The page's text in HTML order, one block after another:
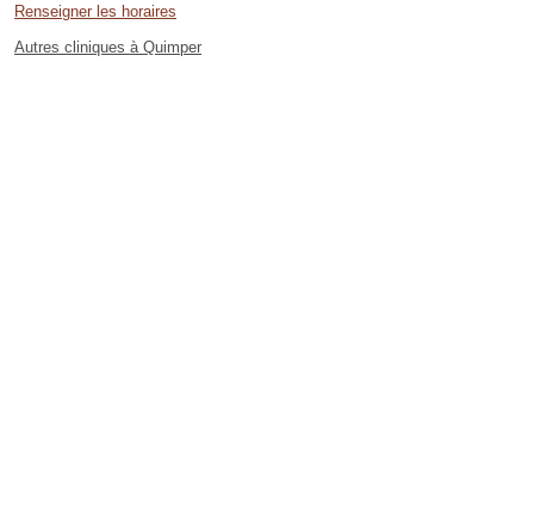
Renseigner les horaires
Autres cliniques à Quimper